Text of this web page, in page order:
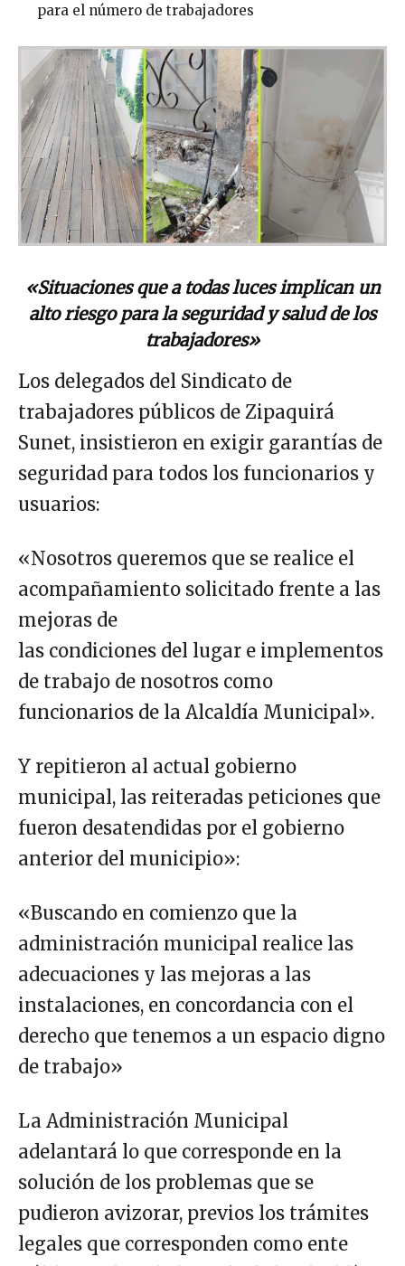
para el número de trabajadores
«Situaciones que a todas luces implican un
alto riesgo para la seguridad y salud de los
trabajadores»
Los delegados del Sindicato de
trabajadores públicos de Zipaquirá
Sunet, insistieron en exigir garantías de
seguridad para todos los funcionarios y
usuarios:
«Nosotros queremos que se realice el
acompañamiento solicitado frente a las
mejoras de
las condiciones del lugar e implementos
de trabajo de nosotros como
funcionarios de la Alcaldía Municipal».
Y repitieron al actual gobierno
municipal, las reiteradas peticiones que
fueron desatendidas por el gobierno
anterior del municipio»:
«Buscando en comienzo que la
administración municipal realice las
adecuaciones y las mejoras a las
instalaciones, en concordancia con el
derecho que tenemos a un espacio digno
de trabajo»
La Administración Municipal
adelantará lo que corresponde en la
solución de los problemas que se
pudieron avizorar, previos los trámites
legales que corresponden como ente